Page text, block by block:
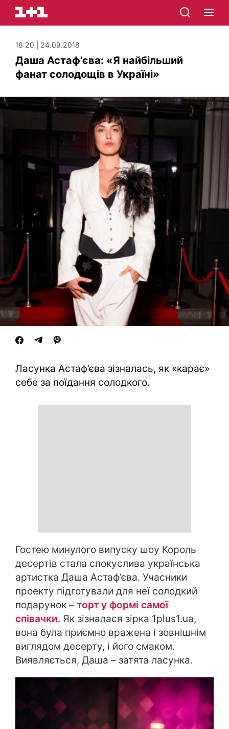
18:20 | 24.09.2018
Даша Астаф’єва: «Я найбільший
фанат солодощів в Україні»
Ласунка Астаф’єва зізналась, як «карає»
себе за поїдання солодкого.
Гостею минулого випуску шоу Король
десертів стала спокуслива українська
артистка Даша Астаф’єва. Учасники
проекту підготували для неї солодкий
подарунок – торт у формі самої
співачки. Як зізналася зірка 1plus1.ua,
вона була приємно вражена і зовнішнім
виглядом десерту, і його смаком.
Виявляється, Даша – затята ласунка.